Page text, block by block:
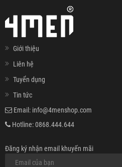
Giới thiệu
Liên hệ
Tuyển dụng
Tin tức
Email: info@4menshop.com
Hotline:0868.444.644
Đăng ký nhận email khuyến mãi